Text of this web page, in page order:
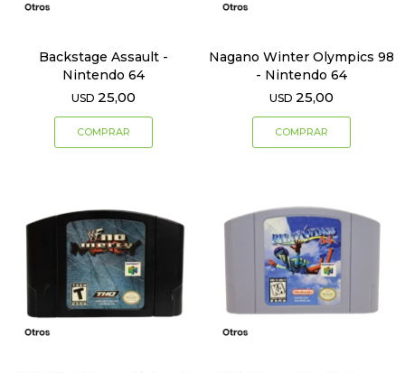
Backstage Assault -
Nintendo 64
USD 25,00
Nagano Winter Olympics 98
- Nintendo 64
USD 25,00